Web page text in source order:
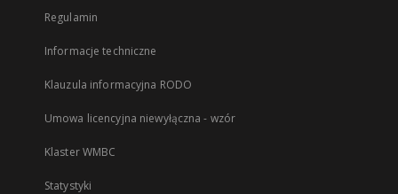
Regulamin
Informacje techniczne
Klauzula informacyjna RODO
Umowa licencyjna niewyłączna - wzór
Klaster WMBC
Statystyki